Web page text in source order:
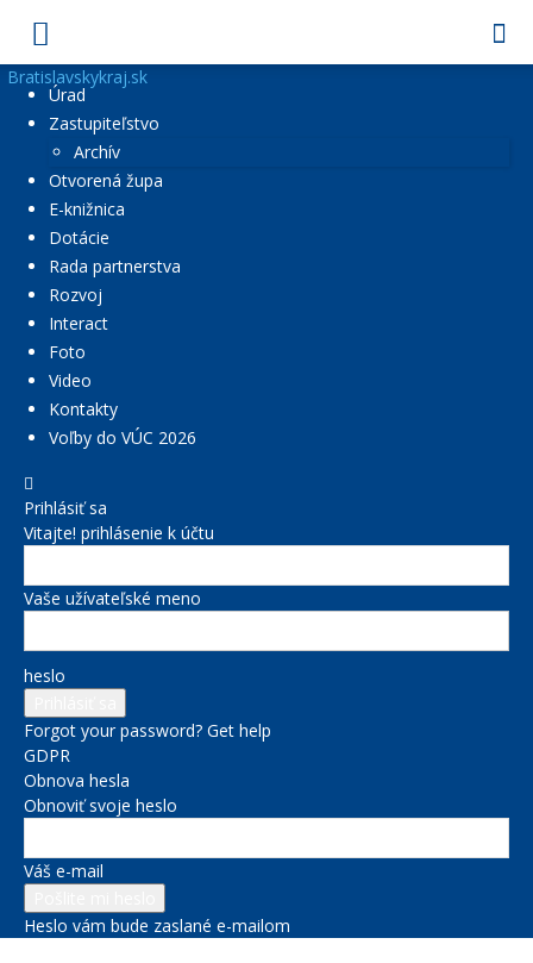
Bratislavskykraj.sk
Úrad
Zastupiteľstvo
Archív
Otvorená župa
E-knižnica
Dotácie
Rada partnerstva
Rozvoj
Interact
Foto
Video
Kontakty
Voľby do VÚC 2026
Prihlásiť sa
Vitajte! prihlásenie k účtu
Vaše užívateľské meno
heslo
Forgot your password? Get help
GDPR
Obnova hesla
Obnoviť svoje heslo
Váš e-mail
Heslo vám bude zaslané e-mailom